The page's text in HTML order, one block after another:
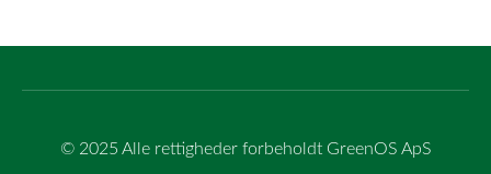
© 2025 Alle rettigheder forbeholdt GreenOS ApS